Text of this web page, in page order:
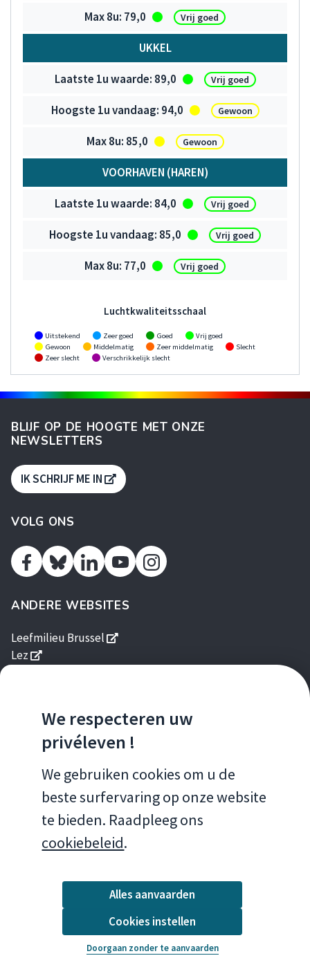
We respecteren uw
privéleven !
We gebruiken cookies om u de
beste surfervaring op onze website
te bieden. Raadpleeg ons
cookiebeleid.
Alles aanvaarden
Doorgaan zonder te aanvaarden
Cookies instellen
79,0 Vrij goed
UKKEL
89,0 Vrij goed
94,0 Gewoon
85,0 Gewoon
VOORHAVEN (HAREN)
84,0 Vrij goed
85,0 Vrij goed
77,0 Vrij goed
Luchtkwaliteitsschaal
Uitstekend Zeer goed Goed
Vrij goed
Gewoon
Middelmatig Zeer middelmatig
Slecht
Zeer slecht
Verschrikkelijk slecht
BLIJF OP DE HOOGTE MET ONZE
NEWSLETTERS
IK SCHRIJF ME IN S'OUVRE DANS UNE NOUVELLE
VOLG ONS
FacebookTwitterLinkedinYoutubeInstagram
ANDERE WEBSITES
Leefmilieu Brussel
s'ouvre dans une nouvelle fenêtre
Lez
s'ouvre dans une nouvelle fenêtre
Homegrade
s'ouvre dans une nouvelle fenêtre
MOBIELE APPS
Brussels Air
Wettelijke bepalingen